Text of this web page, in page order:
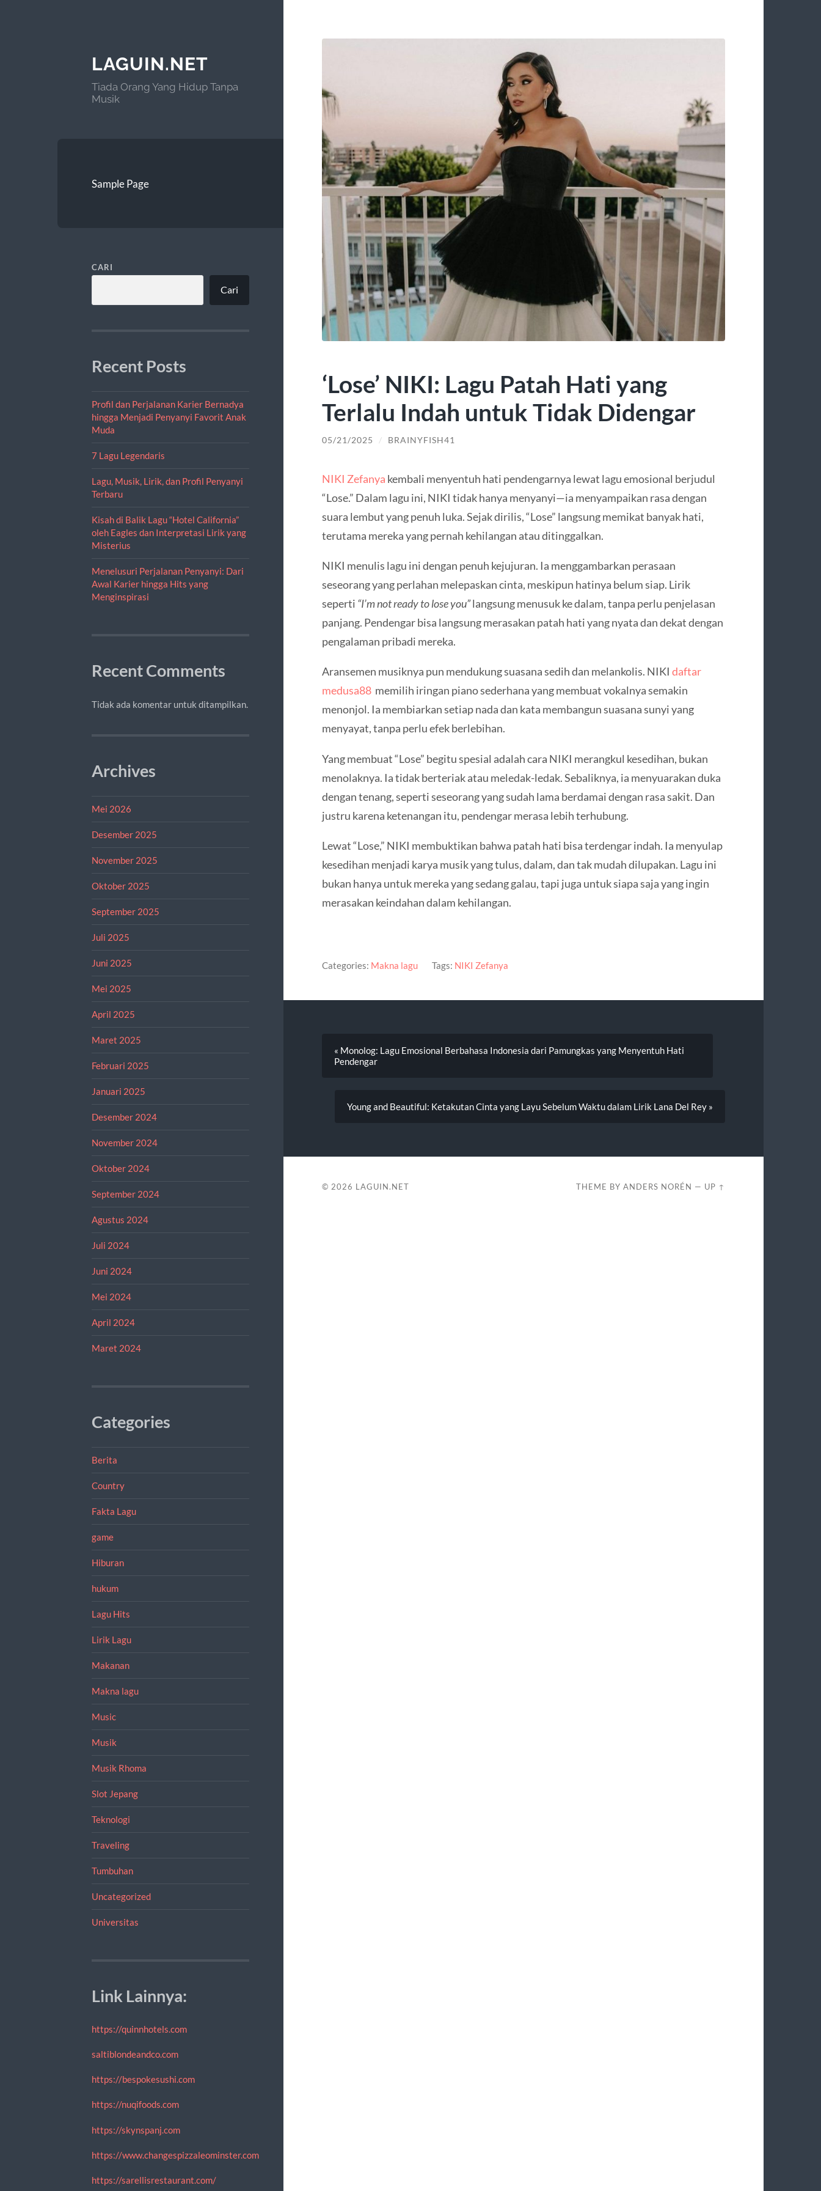
LAGUIN.NET
Tiada Orang Yang Hidup Tanpa
Musik
Sample Page
CARI
Cari
Recent Posts
Profil dan Perjalanan Karier Bernadya
hingga Menjadi Penyanyi Favorit Anak
Muda
7 Lagu Legendaris
Lagu, Musik, Lirik, dan Profil Penyanyi
Terbaru
Kisah di Balik Lagu “Hotel California”
oleh Eagles dan Interpretasi Lirik yang
Misterius
Menelusuri Perjalanan Penyanyi: Dari
Awal Karier hingga Hits yang
Menginspirasi
Recent Comments
Tidak ada komentar untuk ditampilkan.
Archives
Mei 2026
Desember 2025
November 2025
Oktober 2025
September 2025
Juli 2025
Juni 2025
Mei 2025
April 2025
Maret 2025
Februari 2025
Januari 2025
Desember 2024
November 2024
Oktober 2024
September 2024
Agustus 2024
Juli 2024
Juni 2024
Mei 2024
April 2024
Maret 2024
Categories
Berita
Country
Fakta Lagu
game
Hiburan
hukum
Lagu Hits
Lirik Lagu
Makanan
Makna lagu
Music
Musik
Musik Rhoma
Slot Jepang
Teknologi
Traveling
Tumbuhan
Uncategorized
Universitas
Link Lainnya:
https://quinnhotels.com
saltiblondeandco.com
https://bespokesushi.com
https://nuqifoods.com
https://skynspanj.com
https://www.changespizzaleominster.com
https://sarellisrestaurant.com/
‘Lose’ NIKI: Lagu Patah Hati yang
Terlalu Indah untuk Tidak Didengar
05/21/2025 / BRAINYFISH41
NIKI Zefanya kembali menyentuh hati pendengarnya lewat lagu emosional berjudul
“Lose.” Dalam lagu ini, NIKI tidak hanya menyanyi—ia menyampaikan rasa dengan
suara lembut yang penuh luka. Sejak dirilis, “Lose” langsung memikat banyak hati,
terutama mereka yang pernah kehilangan atau ditinggalkan.
NIKI menulis lagu ini dengan penuh kejujuran. Ia menggambarkan perasaan
seseorang yang perlahan melepaskan cinta, meskipun hatinya belum siap. Lirik
seperti “I’m not ready to lose you”langsung menusuk ke dalam, tanpa perlu penjelasan
panjang. Pendengar bisa langsung merasakan patah hati yang nyata dan dekat dengan
pengalaman pribadi mereka.
Aransemen musiknya pun mendukung suasana sedih dan melankolis. NIKI daftar
medusa88memilih iringan piano sederhana yang membuat vokalnya semakin
menonjol. Ia membiarkan setiap nada dan kata membangun suasana sunyi yang
menyayat, tanpa perlu efek berlebihan.
Yang membuat “Lose” begitu spesial adalah cara NIKI merangkul kesedihan, bukan
menolaknya. Ia tidak berteriak atau meledak-ledak. Sebaliknya, ia menyuarakan duka
dengan tenang, seperti seseorang yang sudah lama berdamai dengan rasa sakit. Dan
justru karena ketenangan itu, pendengar merasa lebih terhubung.
Lewat “Lose,” NIKI membuktikan bahwa patah hati bisa terdengar indah. Ia menyulap
kesedihan menjadi karya musik yang tulus, dalam, dan tak mudah dilupakan. Lagu ini
bukan hanya untuk mereka yang sedang galau, tapi juga untuk siapa saja yang ingin
merasakan keindahan dalam kehilangan.
Categories: Makna lagu Tags: NIKI Zefanya
« Monolog: Lagu Emosional Berbahasa Indonesia dari Pamungkas yang Menyentuh Hati
Pendengar
Young and Beautiful: Ketakutan Cinta yang Layu Sebelum Waktu dalam Lirik Lana Del Rey »
© 2026 LAGUIN.NET THEME BYANDERS NORÉN — UP ↑